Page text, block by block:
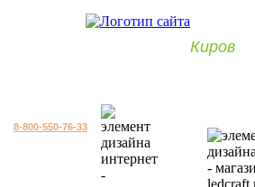
Киров
8-800-550-76-33